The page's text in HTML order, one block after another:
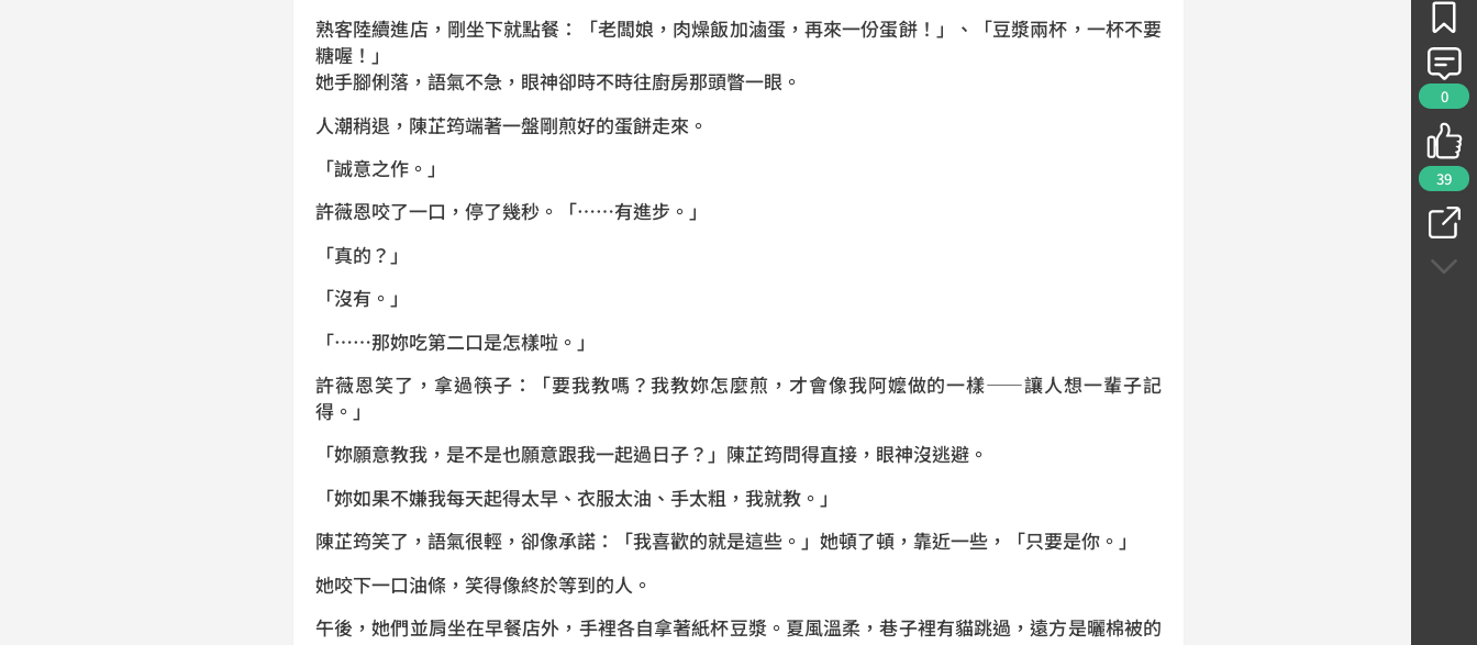
0
39
熟客陸續進店，剛坐下就點餐：「老闆娘，肉燥飯加滷蛋，再來一份蛋餅！」、「豆漿兩杯，一杯不要
糖喔！」
她手腳俐落，語氣不急，眼神卻時不時往廚房那頭瞥一眼。
人潮稍退，陳芷筠端著一盤剛煎好的蛋餅走來。
「誠意之作。」
許薇恩咬了一口，停了幾秒。「……有進步。」
「真的？」
「沒有。」
「……那妳吃第二口是怎樣啦。」
許薇恩笑了，拿過筷子：「要我教嗎？我教妳怎麼煎，才會像我阿嬤做的一樣——讓人想一輩子記
得。」
「妳願意教我，是不是也願意跟我一起過日子？」陳芷筠問得直接，眼神沒逃避。
「妳如果不嫌我每天起得太早、衣服太油、手太粗，我就教。」
陳芷筠笑了，語氣很輕，卻像承諾：「我喜歡的就是這些。」她頓了頓，靠近一些，「只要是你。」
她咬下一口油條，笑得像終於等到的人。
午後，她們並肩坐在早餐店外，手裡各自拿著紙杯豆漿。夏風溫柔，巷子裡有貓跳過，遠方是曬棉被的